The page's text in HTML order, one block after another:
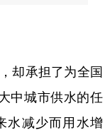
却承担了为全国
中城市供水的任
水减少而用水增